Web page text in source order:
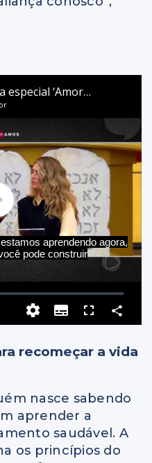
recomeçar a vida
nasce sabendo
aprender a
saudável. A
os princípios do